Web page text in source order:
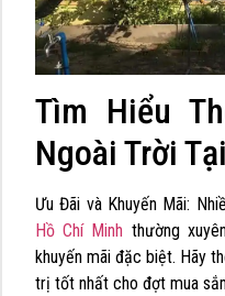
Tìm Hiểu
Ngoài Trời
Ưu Đãi và Khuyến Mãi:
Hồ Chí Minh thường
khuyến mãi đặc biệt. Hãy
trị tốt nhất cho đợt mua